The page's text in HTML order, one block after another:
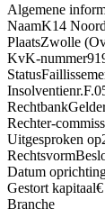
Algemene
NaamK14
PlaatsZwolle
KvK-nummer
Status
Insolventienr.
Rechtbank
Rechter-
Uitgesproken op
Rechtsvorm
Datum
Gestort kapitaal€
Branche